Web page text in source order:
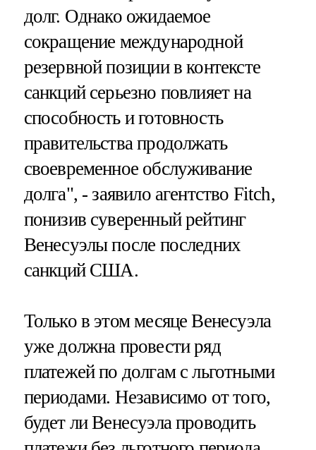
долг. Однако ожидаемое
сокращение международной
резервной позиции в контексте
санкций серьезно повлияет на
способность и готовность
правительства продолжать
своевременное обслуживание
долга", - заявило агентство Fitch,
понизив суверенный рейтинг
Венесуэлы после последних
санкций США.
Только в этом месяце Венесуэла
уже должна провести ряд
платежей по долгам с льготными
периодами. Независимо от того,
будет ли Венесуэла проводить